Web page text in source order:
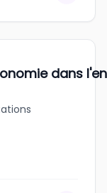
dans